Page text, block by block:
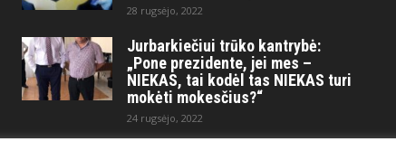
28 rugsėjo, 2022
Jurbarkiečiui trūko kantrybė:
„Pone prezidente, jei mes –
NIEKAS, tai kodėl tas NIEKAS turi
mokėti mokesčius?“
24 rugsėjo, 2022